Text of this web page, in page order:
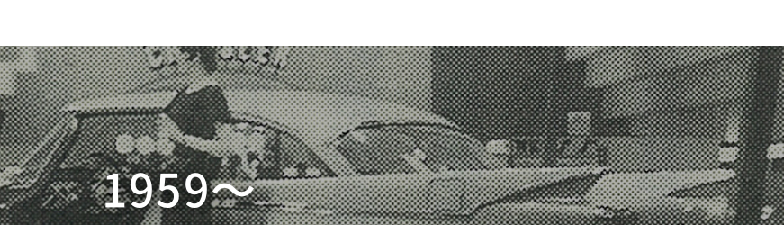
1959〜